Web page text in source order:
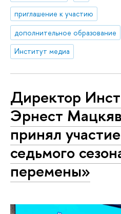
приглашение к участию
дополнительное образование
Институт медиа
Директор
Эрнест
принял
седьмого
перемены»